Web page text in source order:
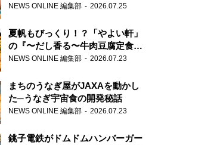
NEWS ONLINE 編集部 2026.07.25
夏帆もびっくり！？「やよい軒」
の『〜だし香る〜牛肉豆腐定食』
が香り高すぎる
NEWS ONLINE 編集部 2026.07.23
まちのうなぎ屋がJAXAを動かし
た─うなぎ宇宙食の開発秘話
NEWS ONLINE 編集部 2026.07.23
銚子電鉄がドムドムハンバーガー